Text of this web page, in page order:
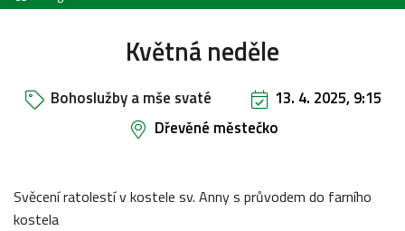
Květná neděle
Bohoslužby a mše svaté
13. 4. 2025, 9:15
Dřevěné městečko
Svěcení ratolestí v kostele sv. Anny s průvodem do farního
kostela